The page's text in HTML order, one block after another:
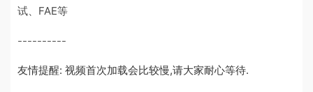
试、FAE等
----------
友情提醒: 视频首次加载会比较慢,请大家耐心等待.